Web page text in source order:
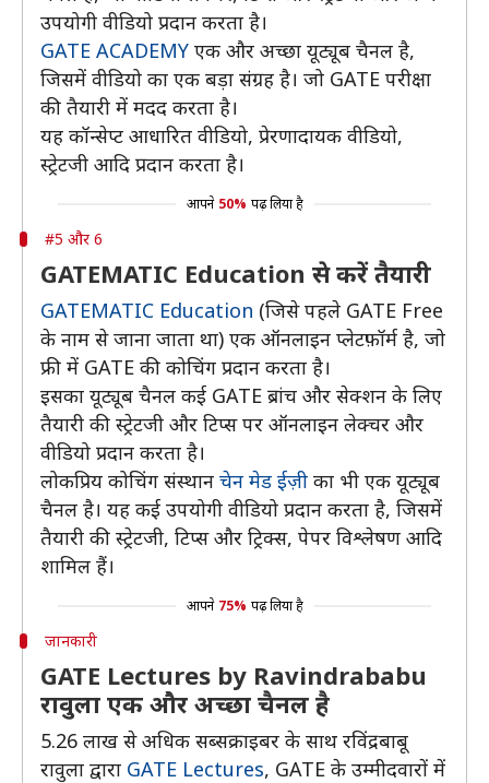
उपयोगी वीडियो प्रदान करता है।
GATE ACADEMY एक और अच्छा यूट्यूब चैनल है,
जिसमें वीडियो का एक बड़ा संग्रह है। जो GATE परीक्षा
की तैयारी में मदद करता है।
यह कॉन्सेप्ट आधारित वीडियो, प्रेरणादायक वीडियो,
स्ट्रेटजी आदि प्रदान करता है।
आपने 50% पढ़ लिया है
#5 और 6
GATEMATIC Education से करें तैयारी
GATEMATIC Education (जिसे पहले GATE Free
के नाम से जाना जाता था) एक ऑनलाइन प्लेटफ़ॉर्म है, जो
फ्री में GATE की कोचिंग प्रदान करता है।
इसका यूट्यूब चैनल कई GATE ब्रांच और सेक्शन के लिए
तैयारी की स्ट्रेटजी और टिप्स पर ऑनलाइन लेक्चर और
वीडियो प्रदान करता है।
लोकप्रिय कोचिंग संस्थान चेन मेड ईज़ी का भी एक यूट्यूब
चैनल है। यह कई उपयोगी वीडियो प्रदान करता है, जिसमें
तैयारी की स्ट्रेटजी, टिप्स और ट्रिक्स, पेपर विश्लेषण आदि
शामिल हैं।
आपने 75% पढ़ लिया है
जानकारी
GATE Lectures by Ravindrababu
रावुला एक और अच्छा चैनल है
5.26 लाख से अधिक सब्सक्राइबर के साथ रविंद्रबाबू
रावुला द्वारा GATE Lectures, GATE के उम्मीदवारों में